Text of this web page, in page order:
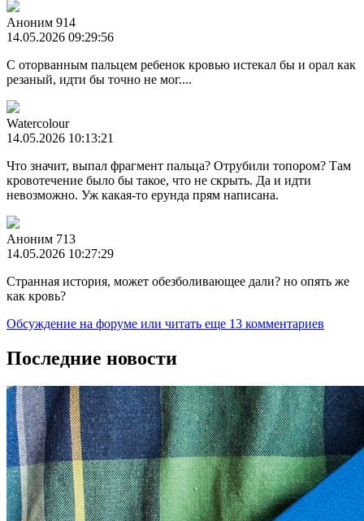
Аноним 914
14.05.2026 09:29:56
С оторванным пальцем ребенок кровью истекал бы и орал как
резаный, идти бы точно не мог....
Watercolour
14.05.2026 10:13:21
Что значит, выпал фрагмент пальца? Отрубили топором? Там
кровотечение было бы такое, что не скрыть. Да и идти
невозможно. Уж какая-то ерунда прям написана.
Аноним 713
14.05.2026 10:27:29
Странная история, может обезболивающее дали? но опять же
как кровь?
Обсуждение на форуме или читать еще 13 комментариев
Последние новости